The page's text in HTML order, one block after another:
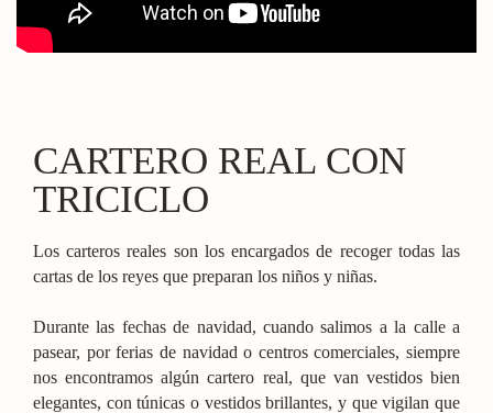
CARTERO REAL CON
TRICICLO
Los carteros reales son los encargados de recoger todas las
cartas de los reyes que preparan los niños y niñas.
Durante las fechas de navidad, cuando salimos a la calle a
pasear, por ferias de navidad o centros comerciales, siempre
nos encontramos algún cartero real, que van vestidos bien
elegantes, con túnicas o vestidos brillantes, y que vigilan que